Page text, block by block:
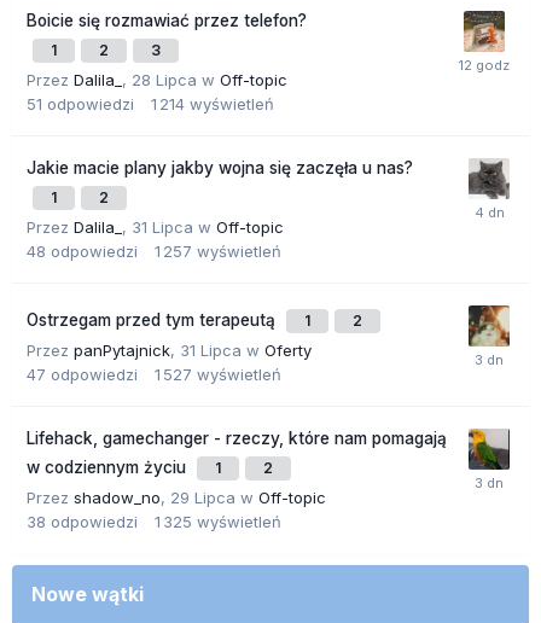
Boicie się rozmawiać przez telefon?
1 2 3
Przez Dalila_ , 28 Lipca w Off-topic
51 odpowiedzi 1 214 wyświetleń
Jakie macie plany jakby wojna się zaczęła u nas?
1 2
Przez Dalila_ , 31 Lipca w Off-topic
48 odpowiedzi 1 257 wyświetleń
Ostrzegam przed tym terapeutą 1 2
Przez panPytajnick, 31 Lipca w Oferty
47 odpowiedzi 1 527 wyświetleń
Lifehack, gamechanger - rzeczy, które nam pomagają
w codziennym życiu
1 2
Przez shadow_no, 29 Lipca w Off-topic
38 odpowiedzi 1 325 wyświetleń
Nowe wątki